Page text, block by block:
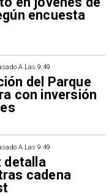
encuesta
A Las 9:49
del Parque
con inversión
A Las 9:49
detalla
cadena